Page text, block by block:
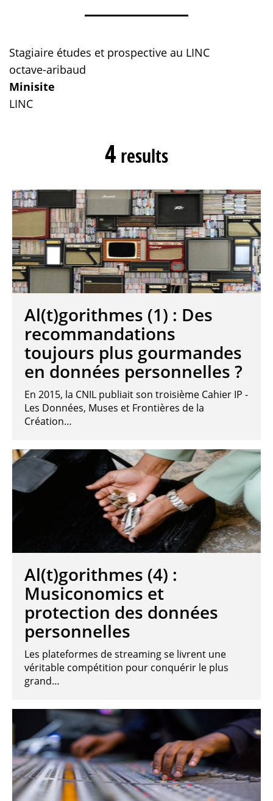
Stagiaire études et prospective au LINC
octave-aribaud
Minisite
LINC
4 results
Al(t)gorithmes (1) : Des
recommandations
toujours plus gourmandes
en données personnelles ?
En 2015, la CNIL publiait son troisième Cahier IP -
Les Données, Muses et Frontières de la
Création…
Al(t)gorithmes (4) :
Musiconomics et
protection des données
personnelles
Les plateformes de streaming se livrent une
véritable compétition pour conquérir le plus
grand…